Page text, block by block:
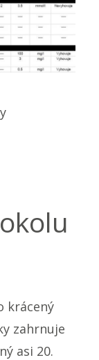
krácený
zahrnuje
asi 20.